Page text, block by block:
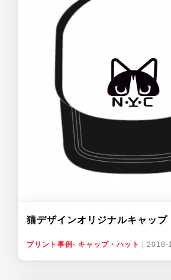
猫デザインオリジナルキャップ
プリント事例- キャップ・ハット 2018-